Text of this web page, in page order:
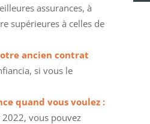
assurances, à
supérieures à celles de
ancien contrat
si vous le
quand vous voulez :
vous pouvez